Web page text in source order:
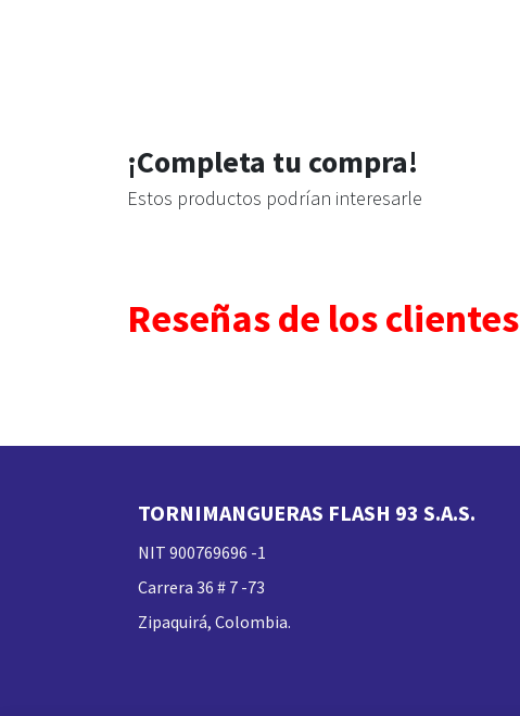
¡Completa tu compra!
Estos productos podrían interesarle
Reseñas de los clientes
TORNIMANGUERAS FLASH 93 S.A.S.
NIT 900769696 -1
Carrera 36 # 7 -73
Zipaquirá, Colombia.